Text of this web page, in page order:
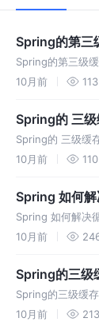
Spring的第三
Spring的第三级
的第三级缓存是
10月前 113
Spring的 三
Spring的 三级缓
AOP 代理有着密
10月前 110
Spring 如何
Spring 如何解决
「单例 Bean 的
10月前
Spring的三级
Spring的三级缓
性注入 的Bean
10月前 213